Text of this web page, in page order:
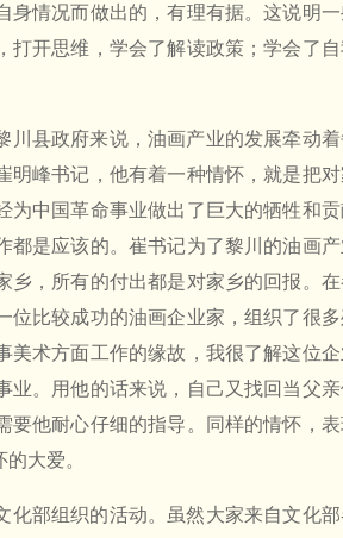
身情况而做出的，有理有据。这说明
开思维，学会了解读政策；学会了
川县政府来说，油画产业的发展牵动
峰书记，他有着一种情怀，就是把
中国革命事业做出了巨大的牺牲和
是应该的。崔书记为了黎川的油画产
乡，所有的付出都是对家乡的回报。
比较成功的油画企业家，组织了很
术方面工作的缘故，我很了解这位
业。用他的话来说，自己又找回当父
要他耐心仔细的指导。同样的情怀，
大爱。
化部组织的活动。虽然大家来自文化